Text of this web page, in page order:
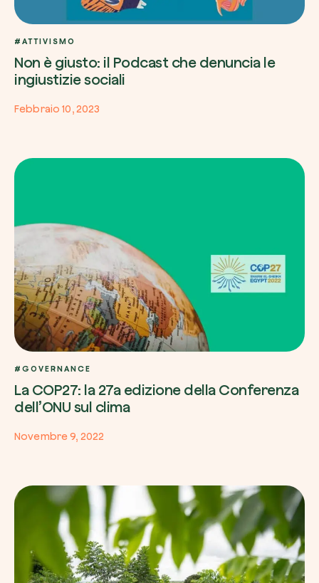
#ATTIVISMO
Non è giusto: il Podcast che denuncia le
ingiustizie sociali
Febbraio 10, 2023
#GOVERNANCE
La COP27: la 27a edizione della Conferenza
dell’ONU sul clima
Novembre 9, 2022